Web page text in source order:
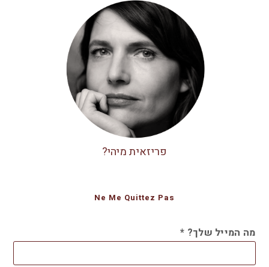
פריזאית מיהי?
Ne Me Quittez Pas
מה המייל שלך? *